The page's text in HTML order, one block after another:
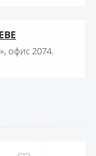
офис 2074.